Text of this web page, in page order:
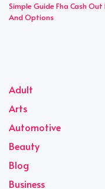
Simple Guide Fha Cash
And Options
Adult
Arts
Automotive
Beauty
Blog
Business